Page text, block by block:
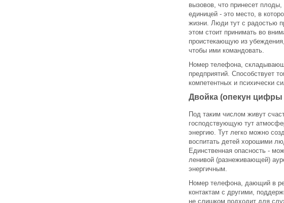
вызовов, что принесет
единицей - это место, в
жизни. Люди тут с радостью
этом стоит принимать во
проистекающую из
чтобы ими командовать.
Номер телефона,
предприятий. Способствует
компетентных и психически
Двойка (опекун цифры
Под таким числом живут
господствующую тут
энергию. Тут легко можно
воспитать детей хорошими
Единственная опасность -
ленивой (разнеживающей)
энергичным.
Номер телефона, дающий в
контактам с другими,
не слишком подходит для